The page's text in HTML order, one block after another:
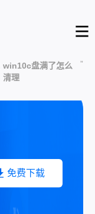
win10c盘满了怎么
清理
”
免费下载